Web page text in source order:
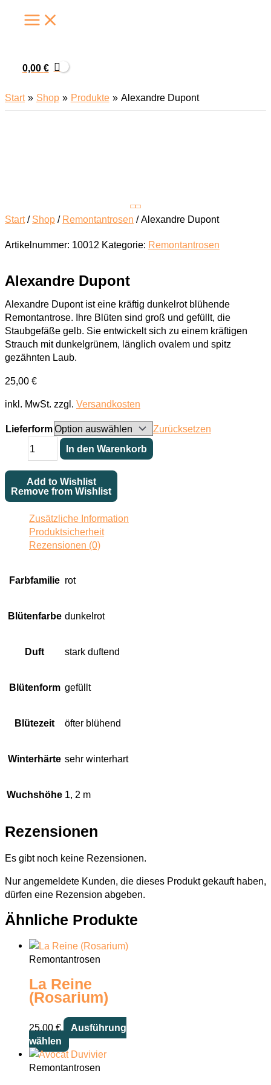
Inhalt
0,00 €
Start Shop Produkte Alexandre Dupont
Start/ Shop / Remontantrosen / Alexandre Dupont
Artikelnummer: 10012 Kategorie: Remontantrosen
Alexandre Dupont
Alexandre Dupont ist eine kräftig dunkelrot blühende
Remontantrose. Ihre Blüten sind groß und gefüllt, die
Staubgefäße gelb. Sie entwickelt sich zu einem kräftigen
Strauch mit dunkelgrünem, länglich ovalem und spitz
gezähnten Laub.
25,00 €
inkl. MwSt. zzgl. Versandkosten
Lieferform
Zurücksetzen
Dupont
Menge
In den Warenkorb
Add to Wishlist
Remove from Wishlist
Zusätzliche Information
Produktsicherheit
Rezensionen (0)
Farbfamilie rot
Blütenfarbe dunkelrot
Duft stark duftend
Blütenform gefüllt
Blütezeit öfter blühend
Winterhärte sehr winterhart
Wuchshöhe 1, 2 m
Rezensionen
Es gibt noch keine Rezensionen.
Nur angemeldete Kunden, die dieses Produkt gekauft haben,
dürfen eine Rezension abgeben.
Ähnliche Produkte
Remontantrosen
La Reine
(Rosarium)
25,00 €
Ausführung
wählen
Dieses
Produkt
weist
Remontantrosen